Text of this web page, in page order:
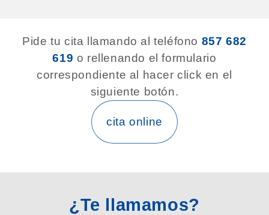
Pide tu cita llamando al teléfono 857 682
619 o rellenando el formulario
correspondiente al hacer click en el
siguiente botón.
cita online
¿Te llamamos?